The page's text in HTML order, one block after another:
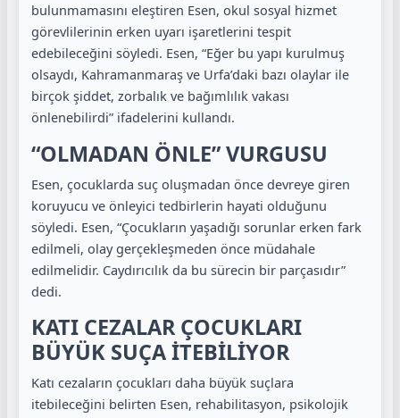
bulunmamasını eleştiren Esen, okul sosyal hizmet
görevlilerinin erken uyarı işaretlerini tespit
edebileceğini söyledi. Esen, “Eğer bu yapı kurulmuş
olsaydı, Kahramanmaraş ve Urfa’daki bazı olaylar ile
birçok şiddet, zorbalık ve bağımlılık vakası
önlenebilirdi” ifadelerini kullandı.
“OLMADAN ÖNLE” VURGUSU
Esen, çocuklarda suç oluşmadan önce devreye giren
koruyucu ve önleyici tedbirlerin hayati olduğunu
söyledi. Esen, “Çocukların yaşadığı sorunlar erken fark
edilmeli, olay gerçekleşmeden önce müdahale
edilmelidir. Caydırıcılık da bu sürecin bir parçasıdır”
dedi.
KATI CEZALAR ÇOCUKLARI
BÜYÜK SUÇA İTEBİLİYOR
Katı cezaların çocukları daha büyük suçlara
itebileceğini belirten Esen, rehabilitasyon, psikolojik